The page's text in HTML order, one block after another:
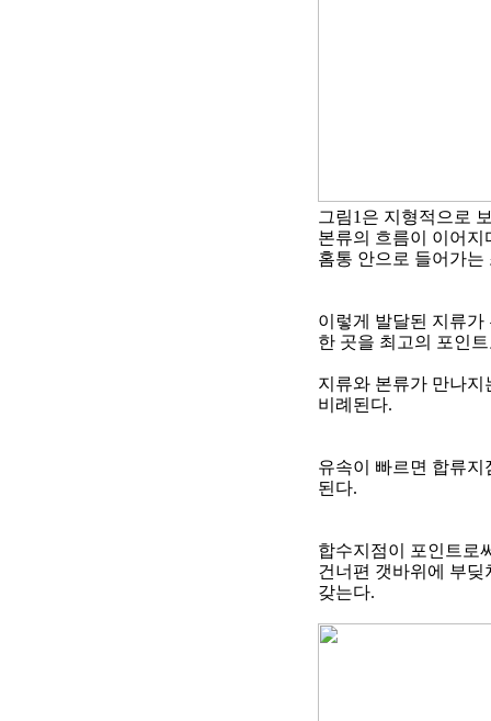
그림1 은 지형적으로
본류의 흐름이 이어
홈통 안으로 들어가
이렇게 발달된 지류
한 곳을 최고의 포인
지류와 본류가 만나
비례된다.
유속이 빠르면 합류
된다.
합수지점이 포인트로
건너편 갯바위에 부
갖는다.